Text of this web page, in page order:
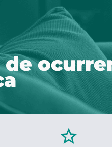
star_border